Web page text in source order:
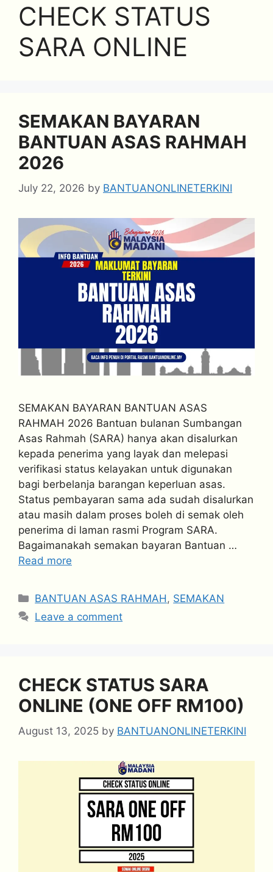
CHECK STATUS
SARA ONLINE
SEMAKAN BAYARAN
BANTUAN ASAS RAHMAH
2026
July 22, 2026 by BANTUANONLINETERKINI
SEMAKAN BAYARAN BANTUAN ASAS
RAHMAH 2026 Bantuan bulanan Sumbangan
Asas Rahmah (SARA) hanya akan disalurkan
kepada penerima yang layak dan melepasi
verifikasi status kelayakan untuk digunakan
bagi berbelanja barangan keperluan asas.
Status pembayaran sama ada sudah disalurkan
atau masih dalam proses boleh di semak oleh
penerima di laman rasmi Program SARA.
Bagaimanakah semakan bayaran Bantuan …
Read more
Categories
BANTUAN ASAS RAHMAH, SEMAKAN
Leave a comment
CHECK STATUS SARA
ONLINE (ONE OFF RM100)
August 13, 2025 by BANTUANONLINETERKINI